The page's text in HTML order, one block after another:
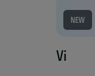
NEW
Vi